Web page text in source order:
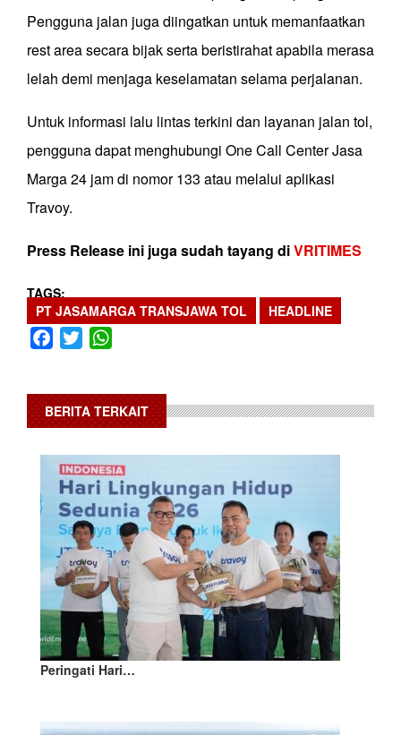
Pengguna jalan juga diingatkan untuk memanfaatkan
rest area secara bijak serta beristirahat apabila merasa
lelah demi menjaga keselamatan selama perjalanan.
Untuk informasi lalu lintas terkini dan layanan jalan tol,
pengguna dapat menghubungi One Call Center Jasa
Marga 24 jam di nomor 133 atau melalui aplikasi
Travoy.
Press Release ini juga sudah tayang diVRITIMES
TAGS
PT JASAMARGA TRANSJAWA TOL
HEADLINE
Facebook
Twitter
BERITA TERKAIT
Peringati Hari…